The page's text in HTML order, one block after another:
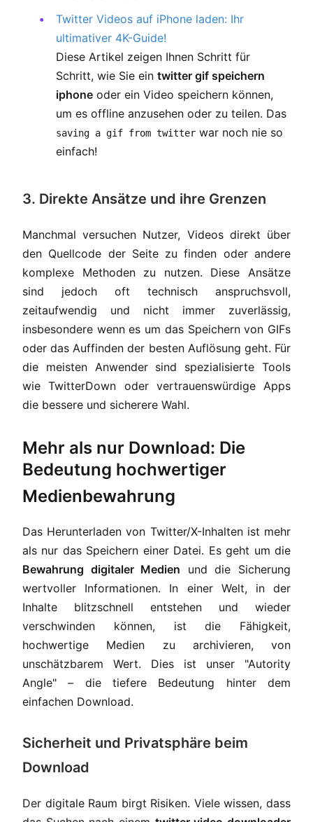
Twitter Videos auf iPhone laden: Ihr
ultimativer 4K-Guide!
Diese Artikel zeigen Ihnen Schritt für
Schritt, wie Sie ein twitter gif speichern
iphone oder ein Video speichern können,
um es offline anzusehen oder zu teilen. Das
saving a gif from twitter war noch nie so
einfach!
3. Direkte Ansätze und ihre Grenzen
Manchmal versuchen Nutzer, Videos direkt über
den Quellcode der Seite zu finden oder andere
komplexe Methoden zu nutzen. Diese Ansätze
sind jedoch oft technisch anspruchsvoll,
zeitaufwendig und nicht immer zuverlässig,
insbesondere wenn es um das Speichern von GIFs
oder das Auffinden der besten Auflösung geht. Für
die meisten Anwender sind spezialisierte Tools
wie TwitterDown oder vertrauenswürdige Apps
die bessere und sicherere Wahl.
Mehr als nur Download: Die
Bedeutung hochwertiger
Medienbewahrung
Das Herunterladen von Twitter/X-Inhalten ist mehr
als nur das Speichern einer Datei. Es geht um die
Bewahrung digitaler Medien und die Sicherung
wertvoller Informationen. In einer Welt, in der
Inhalte blitzschnell entstehen und wieder
verschwinden können, ist die Fähigkeit,
hochwertige Medien zu archivieren, von
unschätzbarem Wert. Dies ist unser "Autority
Angle" – die tiefere Bedeutung hinter dem
einfachen Download.
Sicherheit und Privatsphäre beim
Download
Der digitale Raum birgt Risiken. Viele wissen, dass